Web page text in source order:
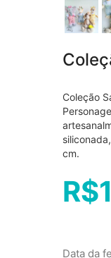
Coleção
cm.
R$
Data da